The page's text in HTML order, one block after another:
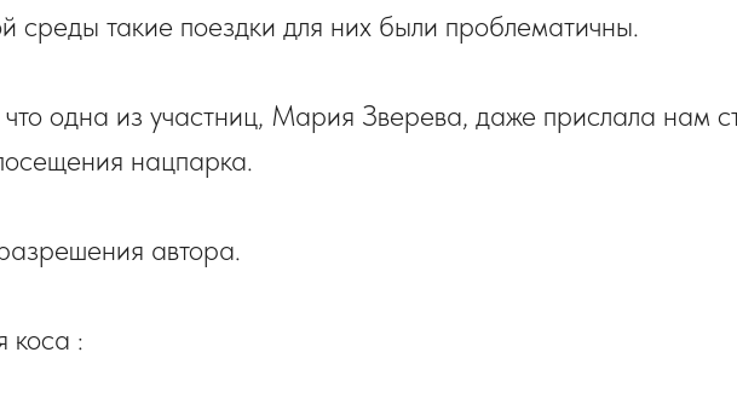
среды такие поездки для них были проблематичны.
одна из участниц, Мария Зверева, даже прислала нам
нацпарка.
автора.
коса :